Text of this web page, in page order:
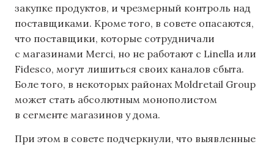
закупке продуктов, и чрезмерный контроль над
поставщиками. Кроме того, в совете опасаются,
что поставщики, которые сотрудничали
с магазинами Merci, но не работают с Linella или
Fidesco, могут лишиться своих каналов сбыта.
Боле того, в некоторых районах Moldretail Group
может стать абсолютным монополистом
в сегменте магазинов у дома.
При этом в совете подчеркнули, что выявленные